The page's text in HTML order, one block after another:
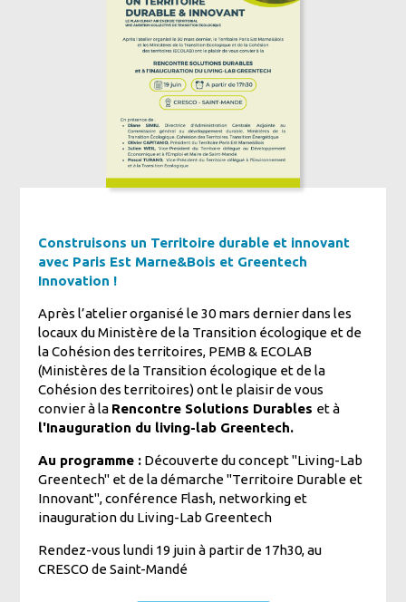
Construisons un Territoire durable et innovant
avec Paris Est Marne&Bois et Greentech
Innovation !
Après l’atelier organisé le 30 mars dernier dans les
locaux du Ministère de la Transition écologique et de
la Cohésion des territoires, PEMB & ECOLAB
(Ministères de la Transition écologique et de la
Cohésion des territoires) ont le plaisir de vous
convier à la Rencontre Solutions Durables et à
l'Inauguration du living-lab Greentech.
Au programme : Découverte du concept "Living-Lab
Greentech" et de la démarche "Territoire Durable et
Innovant", conférence Flash, networking et
inauguration du Living-Lab Greentech
Rendez-vous lundi 19 juin à partir de 17h30, au
CRESCO de Saint-Mandé